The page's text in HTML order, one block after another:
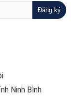
Ninh Bình